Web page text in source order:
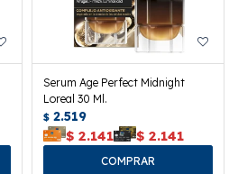
Serum Age Perfect Midnight
Loreal 30 Ml.
$ 2.519
$ 2.141 $ 2.141